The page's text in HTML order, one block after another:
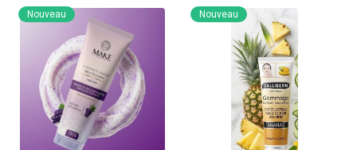
Nouveau Nouveau